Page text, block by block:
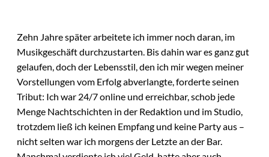
Zehn Jahre später arbeitete ich immer noch daran, im
Musikgeschäft durchzustarten. Bis dahin war es ganz gut
gelaufen, doch der Lebensstil, den ich mir wegen meiner
Vorstellungen vom Erfolg abverlangte, forderte seinen
Tribut: Ich war 24/7 online und erreichbar, schob jede
Menge Nachtschichten in der Redaktion und im Studio,
trotzdem ließ ich keinen Empfang und keine Party aus –
nicht selten war ich morgens der Letzte an der Bar.